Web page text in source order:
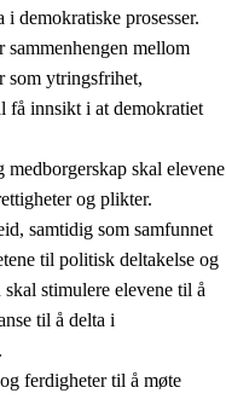
og danning
demokratiske prosesser.
mellom
som ytringsfrihet,
få innsikt i at demokratiet
skal elevene
og plikter.
samtidig som samfunnet
til politisk deltakelse og
stimulere elevene til å
til å delta i
ferdigheter til å møte